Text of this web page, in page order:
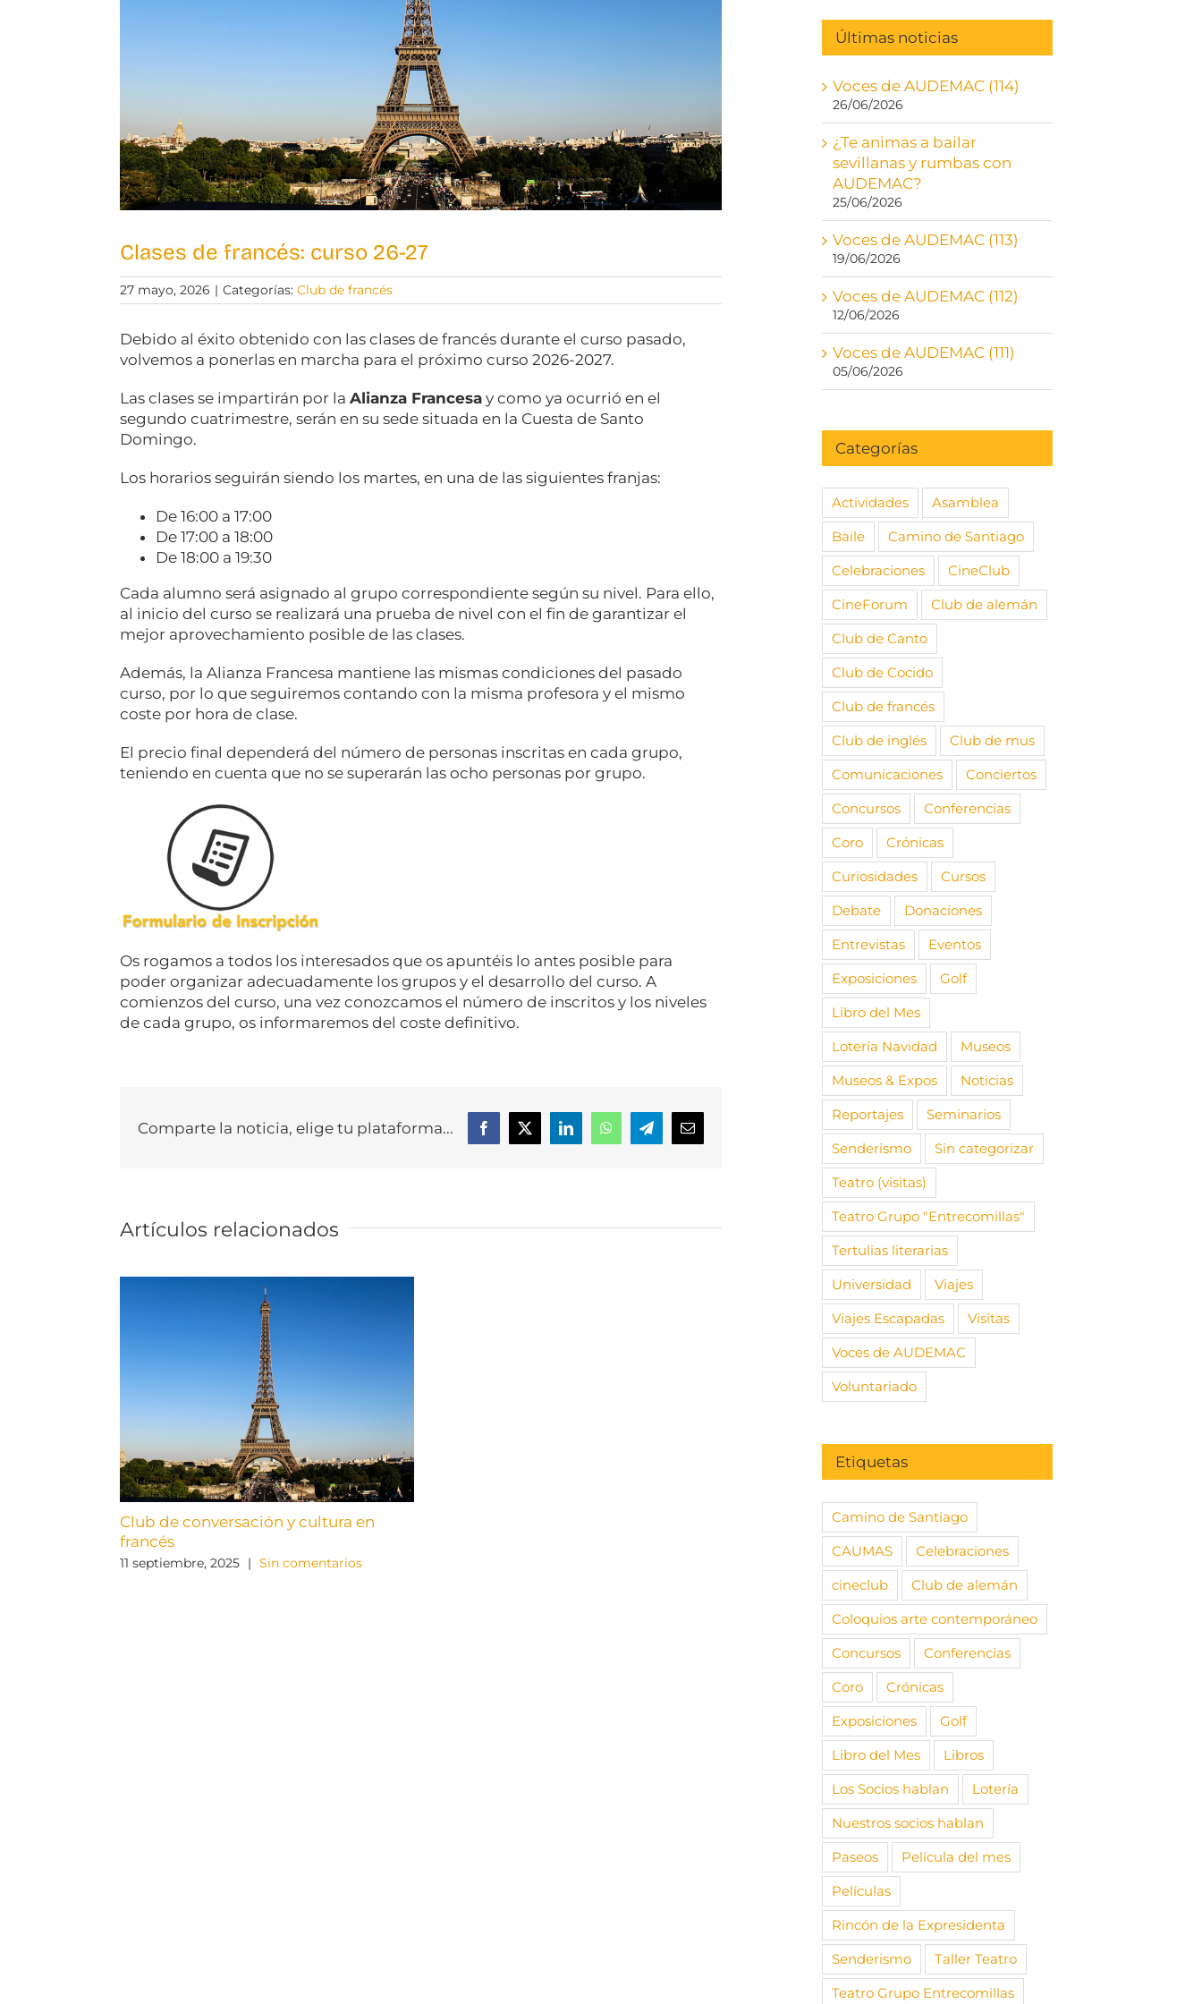
Clases de francés: curso 26-27
27 mayo, 2026 | Categorías:Club de francés
Debido al éxito obtenido con las clases de francés durante el curso pasado,
volvemos a ponerlas en marcha para el próximo curso 2026-2027.
Las clases se impartirán por laAlianza Francesa y como ya ocurrió en el
segundo cuatrimestre, serán en su sede situada en la Cuesta de Santo
Domingo.
Los horarios seguirán siendo los martes, en una de las siguientes franjas:
De 16:00 a 17:00
De 17:00 a 18:00
De 18:00 a 19:30
Cada alumno será asignado al grupo correspondiente según su nivel. Para ello,
al inicio del curso se realizará una prueba de nivel con el fin de garantizar el
mejor aprovechamiento posible de las clases.
Además, la Alianza Francesa mantiene las mismas condiciones del pasado
curso, por lo que seguiremos contando con la misma profesora y el mismo
coste por hora de clase.
El precio final dependerá del número de personas inscritas en cada grupo,
teniendo en cuenta que no se superarán las ocho personas por grupo.
Os rogamos a todos los interesados que os apuntéis lo antes posible para
poder organizar adecuadamente los grupos y el desarrollo del curso. A
comienzos del curso, una vez conozcamos el número de inscritos y los niveles
de cada grupo, os informaremos del coste definitivo.
Comparte la noticia, elige tu plataforma... Facebook
X LinkedInWhatsAppTelegramCorreo
electrónico
Artículos relacionados
Club de conversación y cultura en
francés
11 septiembre, 2025 | Sin comentarios
Últimas noticias
Voces de AUDEMAC (114)
26/06/2026
¿Te animas a bailar
sevillanas y rumbas con
AUDEMAC?
25/06/2026
Voces de AUDEMAC (113)
19/06/2026
Voces de AUDEMAC (112)
12/06/2026
Voces de AUDEMAC (111)
05/06/2026
Categorías
Actividades
Asamblea
Baile
Camino de Santiago
Celebraciones
CineClub
CineForum
Club de alemán
Club de Canto
Club de Cocido
Club de francés
Club de inglés
Club de mus
Comunicaciones
Conciertos
Concursos
Conferencias
Coro
Crónicas
Curiosidades
Cursos
Debate
Donaciones
Entrevistas
Eventos
Exposiciones
Golf
Libro del Mes
Lotería Navidad
Museos
Museos & Expos
Noticias
Reportajes
Seminarios
Senderismo
Sin categorizar
Teatro (visitas)
Teatro Grupo "Entrecomillas"
Tertulias literarias
Universidad
Viajes
Viajes Escapadas
Visitas
Voces de AUDEMAC
Voluntariado
Etiquetas
Camino de Santiago
CAUMAS
Celebraciones
cineclub
Club de alemán
Coloquios arte contemporáneo
Concursos
Conferencias
Coro
Crónicas
Exposiciones
Golf
Libro del Mes
Libros
Los Socios hablan
Lotería
Nuestros socios hablan
Paseos
Película del mes
Películas
Rincón de la Expresidenta
Senderismo
Taller Teatro
Teatro Grupo Entrecomillas